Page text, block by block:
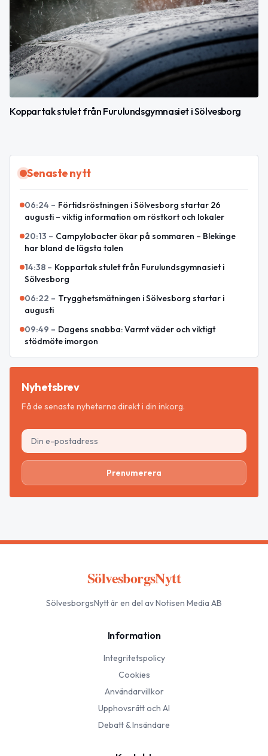
Koppartak stulet från Furulundsgymnasiet i Sölvesborg
Senaste nytt
06:24 – Förtidsröstningen i Sölvesborg startar 26
augusti – viktig information om röstkort och lokaler
20:13 – Campylobacter ökar på sommaren – Blekinge
har bland de lägsta talen
14:38 – Koppartak stulet från Furulundsgymnasiet i
Sölvesborg
06:22 – Trygghetsmätningen i Sölvesborg startar i
augusti
09:49 – Dagens snabba: Varmt väder och viktigt
stödmöte imorgon
Nyhetsbrev
Få de senaste nyheterna direkt i din inkorg.
Prenumerera
SölvesborgsNytt
SölvesborgsNyttär en del av Notisen Media AB
Information
Integritetspolicy
Cookies
Användarvillkor
Upphovsrätt och AI
Debatt & Insändare